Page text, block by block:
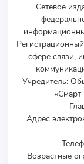
Сетевое
сфере связи,
Учредитель:
Адрес
Возрастные